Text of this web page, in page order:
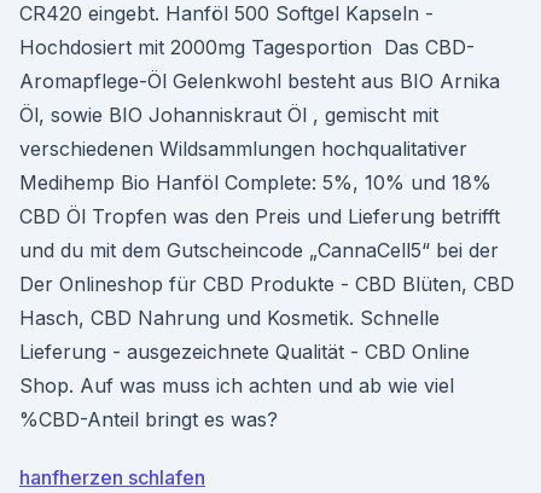
CR420 eingebt. Hanföl 500 Softgel Kapseln -
Hochdosiert mit 2000mg Tagesportion Das CBD-
Aromapflege-Öl Gelenkwohl besteht aus BIO Arnika
Öl, sowie BIO Johanniskraut Öl , gemischt mit
verschiedenen Wildsammlungen hochqualitativer
Medihemp Bio Hanföl Complete: 5%, 10% und 18%
CBD Öl Tropfen was den Preis und Lieferung betrifft
und du mit dem Gutscheincode „CannaCell5“ bei der
Der Onlineshop für CBD Produkte - CBD Blüten, CBD
Hasch, CBD Nahrung und Kosmetik. Schnelle
Lieferung - ausgezeichnete Qualität - CBD Online
Shop. Auf was muss ich achten und ab wie viel
%CBD-Anteil bringt es was?
hanfherzen schlafen